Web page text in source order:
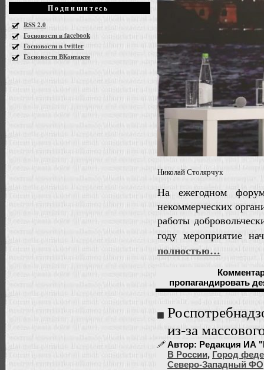
Подпишитесь
RSS 2.0
Госновости в facebook
Госновости в twitter
Госновости ВКонтакте
Николай Столярчук
На ежегодном
некоммерческих
работы
году мероприятие
полностью…
пропагандировать
из-за
Автор: Редакция ИА
В России, Город
Северо-Западный ФО